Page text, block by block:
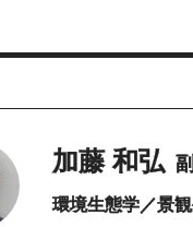
加藤 和弘
環境生態学／景